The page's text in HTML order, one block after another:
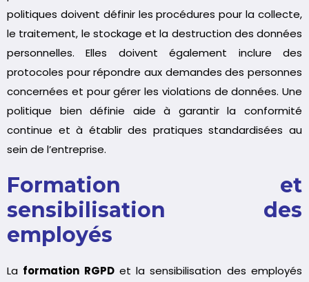
politiques doivent définir les procédures pour la collecte,
le traitement, le stockage et la destruction des données
personnelles. Elles doivent également inclure des
protocoles pour répondre aux demandes des personnes
concernées et pour gérer les violations de données. Une
politique bien définie aide à garantir la conformité
continue et à établir des pratiques standardisées au
sein de l’entreprise.
Formation et
sensibilisation des
employés
La formation RGPDet la sensibilisation des employés